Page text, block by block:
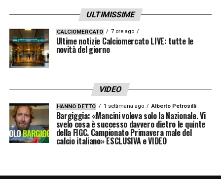
ULTIMISSIME
CALCIOMERCATO 7 ore ago
Ultime notizie Calciomercato LIVE: tutte le
novità del giorno
VIDEO
HANNO DETTO 1 settimana ago Alberto Petrosilli
Bargiggia: «Mancini voleva solo la Nazionale. Vi
svelo cosa è successo davvero dietro le quinte
della FIGC. Campionato Primavera male del
calcio italiano» ESCLUSIVA e VIDEO